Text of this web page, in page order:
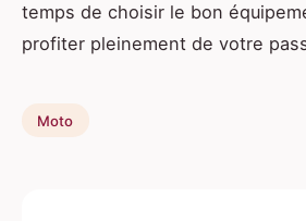
temps de choisir le bon
profiter pleinement de votre
Moto